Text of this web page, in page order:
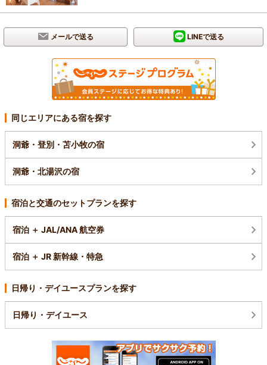
メールで送る LINEで送る
同じエリアにある宿を探す
洞爺・登別・苫小牧の宿
洞爺・北湯沢の宿
宿泊と交通のセットプランを探す
宿泊 ＋ JAL/ANA 航空券
宿泊 ＋ JR 新幹線・特急
日帰り・デイユースプランを探す
日帰り・デイユース